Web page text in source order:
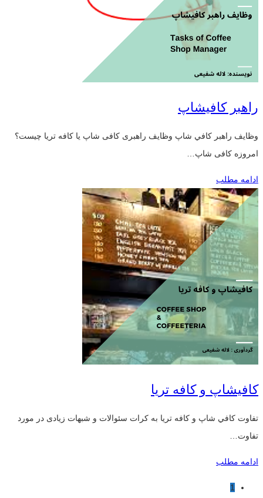
راهبر کافیشاپ
وظايف راهبر كافي شاپ وظایف راهبری کافی شاپ یا کافه تریا چیست؟
امروزه کافی شاپ…
ادامه مطلب
کافیشاپ و کافه تریا
تفاوت كافي شاپ و كافه تريا به کرات سئوالات و شبهات زیادی در مورد
تفاوت…
ادامه مطلب
1